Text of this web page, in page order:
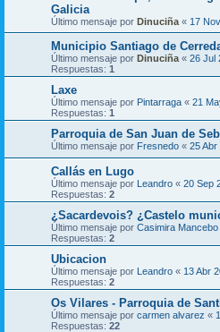
Galicia
Último mensaje por Dinuciña « 17
Municipio Santiago de
Último mensaje por Dinuciña « 26 Jul
Respuestas: 1
Laxe
Último mensaje por Pintarraga « 21
Respuestas: 1
Parroquia de San Juan de
Último mensaje por Fresnedo « 25 Abr
Callás en Lugo
Último mensaje por Leandro « 20 Sep
Respuestas: 2
¿Sacardevois? ¿Castelo
Último mensaje por Casimira Mancebo
Respuestas: 2
Ubicacion
Último mensaje por Leandro « 13 Abr
Respuestas: 2
Os Vilares - Parroquia de
Último mensaje por carmen alvarez «
Respuestas: 22